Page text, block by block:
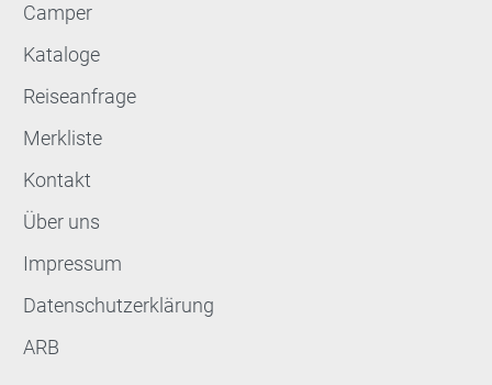
Camper
Kataloge
Reiseanfrage
Merkliste
Kontakt
Über uns
Impressum
Datenschutzerklärung
ARB